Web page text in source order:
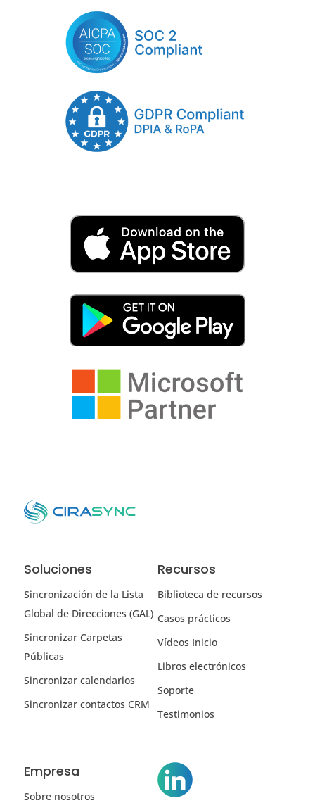
Soluciones
Sincronización de la Lista
Global de Direcciones (GAL)
Sincronizar Carpetas
Públicas
Sincronizar calendarios
Sincronizar contactos CRM
Recursos
Biblioteca de recursos
Casos prácticos
Vídeos Inicio
Libros electrónicos
Soporte
Testimonios
Empresa
Sobre nosotros